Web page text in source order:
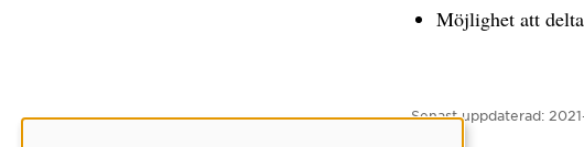
Möjlighet att
Senast uppdaterad: